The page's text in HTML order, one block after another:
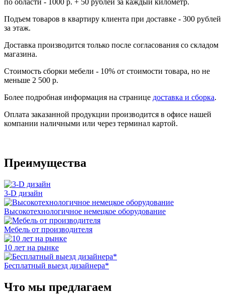
Подъем товаров в квартиру клиента при доставке - 300 рублей
за этаж.
Доставка производится только после согласования со складом
магазина.
Стоимость сборки мебели - 10% от стоимости товара, но не
меньше 2 500 р.
Более подробная информация на странице доставка и сборка.
Оплата заказанной продукции производится в офисе нашей
компании наличными или через терминал картой.
Преимущества
3-D дизайн
Высокотехнологичное немецкое оборудование
Мебель от производителя
10 лет на рынке
Бесплатный выезд дизайнера*
Что мы предлагаем